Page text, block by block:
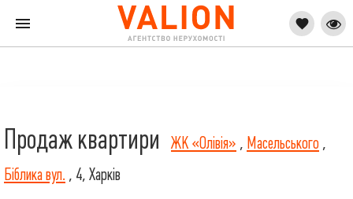
Продаж квартири ЖК «Олівія» , Масельського ,
Біблика вул. , 4, Харків